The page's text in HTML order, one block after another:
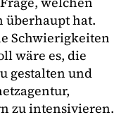
überhaupt hat.
Schwierigkeiten
wäre es, die
gestalten und
zu intensivieren.